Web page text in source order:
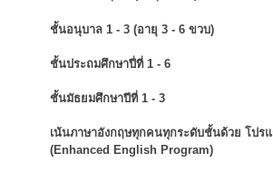
ชั้นอนุบาล 1 - 3 (อายุ 3 - 6 ขวบ)
ชั้นประถมศึกษาปี่ที่ 1 - 6
ชั้นมัธยมศึกษาปีที่ 1 - 3
เน้นภาษาอังกฤษทุกคนทุกระดับชั้นด้วย โปร
(Enhanced English Program)